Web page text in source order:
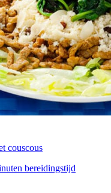
couscous
bereidingstijd